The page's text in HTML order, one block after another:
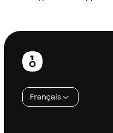
Pied
page
Français